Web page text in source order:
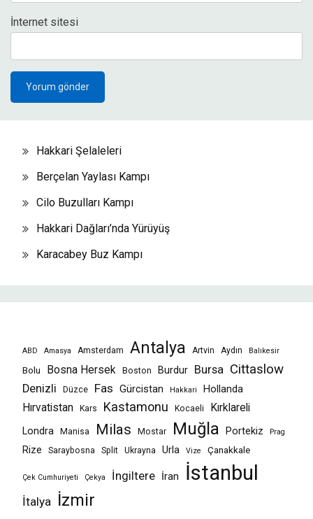
İnternet sitesi
Hakkari Şelaleleri
Berçelan Yaylası Kampı
Cilo Buzulları Kampı
Hakkari Dağları’nda Yürüyüş
Karacabey Buz Kampı
ABD Amasya Amsterdam Antalya Artvin Aydın Balıkesir
Bolu Bosna Hersek Boston Burdur Bursa Cittaslow
Denizli Düzce Fas Gürcistan Hakkari
Hollanda
Hırvatistan
Kars Kastamonu Kocaeli
Kırklareli
Londra
Manisa Milas Mostar Muğla Portekiz Prag
Rize Saraybosna Split Ukrayna Urla Vize Çanakkale
Çek Cumhuriyeti Çekya İngiltere İran İstanbul
İtalya İzmir